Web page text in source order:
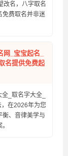
改名，八字取名
免费取名并非迷
_宝宝起名_
名提供免费起
_取名字大全_
在2026年为您
衡、音律美学与